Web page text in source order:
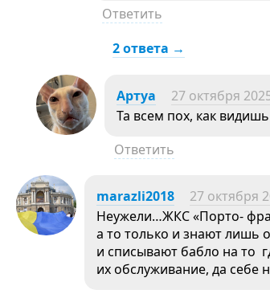
Ответить
2 ответа →
Aртуа 27 октября
Та всем пох, как видишь
Ответить
marazli2018 27 октября
Неужели…ЖКС «Порто-
а то только и знают лишь
и списывают бабло на то
их обслуживание, да себе